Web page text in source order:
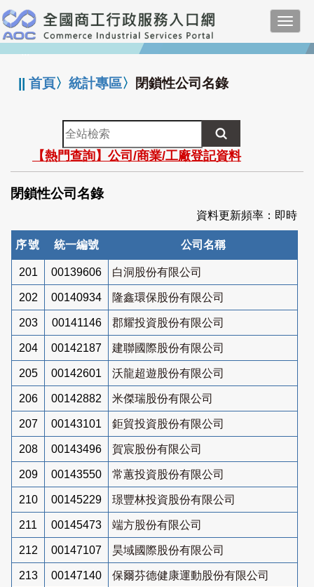
跳
到
主
要
:::
||首頁〉統計專區〉 閉鎖性公司名錄
全
站
檢
索
【熱門查詢】公司/商業/工廠登記資料
閉鎖性公司名錄
資料更新頻率：即時
序號 統一編號 公司名稱
201 00139606 白洞股份有限公司
202 00140934 隆鑫環保股份有限公司
203 00141146 郡耀投資股份有限公司
204 00142187 建聯國際股份有限公司
205 00142601 沃龍超遊股份有限公司
206 00142882 米傑瑞股份有限公司
207 00143101 鉅貿投資股份有限公司
208 00143496 賀宸股份有限公司
209 00143550 常蕙投資股份有限公司
210 00145229 璟豐林投資股份有限公司
211 00145473 端方股份有限公司
212 00147107 昊域國際股份有限公司
213 00147140 保爾芬德健康運動股份有限公司